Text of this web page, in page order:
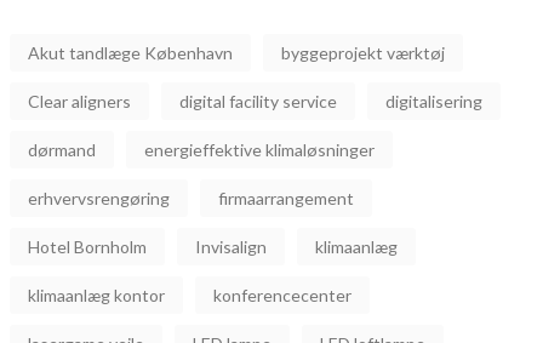
Akut tandlæge København byggeprojekt værktøj
Clear aligners digital facility service digitalisering
dørmand energieffektive klimaløsninger
erhvervsrengøring firmaarrangement
Hotel Bornholm Invisalign klimaanlæg
klimaanlæg kontor konferencecenter